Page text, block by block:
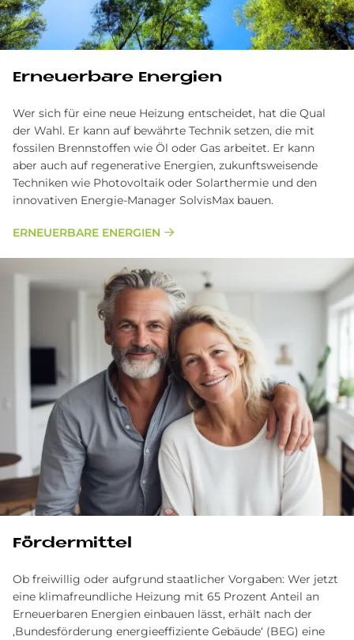
Er­neu­er­ba­re En­er­gi­en
Wer sich für eine neue Heizung entscheidet, hat die Qual
der Wahl. Er kann auf bewährte Technik setzen, die mit
fossilen Brennstoffen wie Öl oder Gas arbeitet. Er kann
aber auch auf regenerative Energien, zukunftsweisende
Techniken wie Photovoltaik oder Solarthermie und den
innovativen Energie-Manager SolvisMax bauen.
ERNEUERBARE ENERGIEN
För­der­mit­tel
Ob freiwillig oder aufgrund staatlicher Vorgaben: Wer jetzt
eine klimafreundliche Heizung mit 65 Prozent Anteil an
Erneuerbaren Energien einbauen lässt, erhält nach der
‚Bundesförderung energieeffiziente Gebäude‘ (BEG) eine